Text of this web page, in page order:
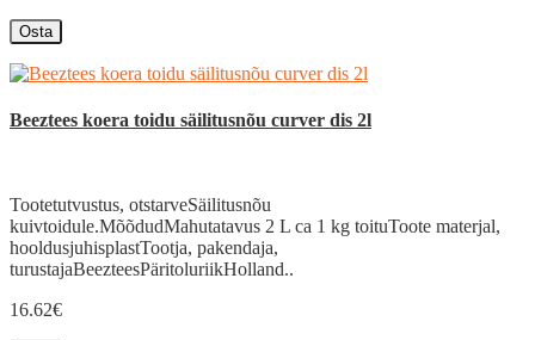
Osta
Beeztees koera toidu säilitusnõu curver dis 2l
Tootetutvustus, otstarveSäilitusnõu
kuivtoidule.MõõdudMahutatavus 2 L ca 1 kg toituToote materjal,
hooldusjuhisplastTootja, pakendaja,
turustajaBeezteesPäritoluriikHolland..
16.62€